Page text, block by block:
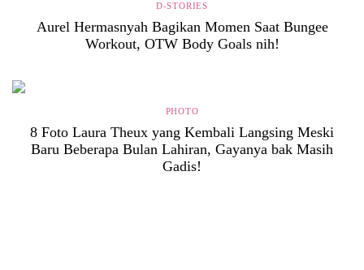
D-STORIES
Aurel Hermasnyah Bagikan Momen Saat Bungee
Workout, OTW Body Goals nih!
PHOTO
8 Foto Laura Theux yang Kembali Langsing Meski
Baru Beberapa Bulan Lahiran, Gayanya bak Masih
Gadis!